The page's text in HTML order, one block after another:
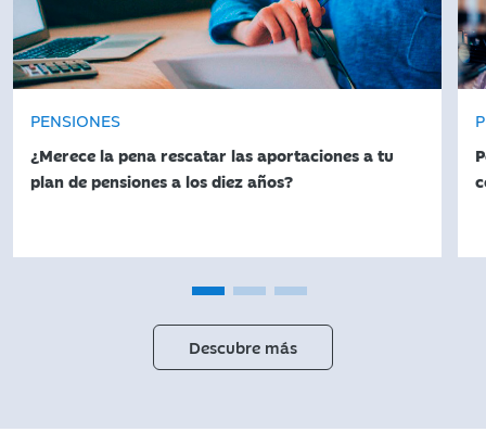
PENSIONES
¿Merece la pena rescatar las aportaciones a tu
plan de pensiones a los diez años?
Descubre más